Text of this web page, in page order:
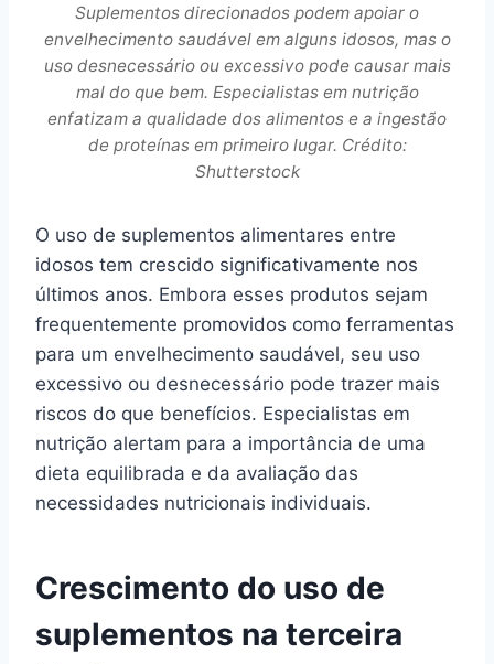
Suplementos direcionados podem apoiar o
envelhecimento saudável em alguns idosos, mas o
uso desnecessário ou excessivo pode causar mais
mal do que bem. Especialistas em nutrição
enfatizam a qualidade dos alimentos e a ingestão
de proteínas em primeiro lugar. Crédito:
Shutterstock
O uso de suplementos alimentares entre
idosos tem crescido significativamente nos
últimos anos. Embora esses produtos sejam
frequentemente promovidos como ferramentas
para um envelhecimento saudável, seu uso
excessivo ou desnecessário pode trazer mais
riscos do que benefícios. Especialistas em
nutrição alertam para a importância de uma
dieta equilibrada e da avaliação das
necessidades nutricionais individuais.
Crescimento do uso de
suplementos na terceira